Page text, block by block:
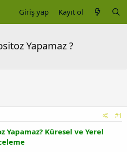
Giriş yap Kayıt ol
Yapamaz ?
#1
Yapamaz? Küresel ve Yerel